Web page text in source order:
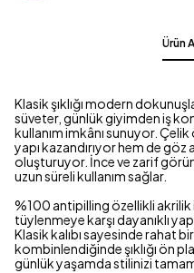
Ürün
Klasik şıklığı modern
süveter, günlük giyimden iş
kullanım imkânı sunuyor.
yapı kazandırıyor hem de göz
oluşturuyor. İnce ve zarif
uzun süreli kullanım sağlar.
%100 antipilling özellikli
tüylenmeye karşı dayanıklı
Klasik kalıbı sayesinde rahat
kombinlendiğinde şıklığı ön
günlük yaşamda stilinizi